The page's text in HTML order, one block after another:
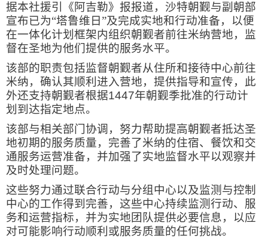
据本社援引《阿吉勒》报报道，沙特朝觐与副朝部
宣布已为“塔鲁维日”及完成实地和行动准备，以便
在一体化计划框架内组织朝觐者前往米纳营地，监
督在圣地为他们提供的服务水平。
该部的职责包括监督朝觐者从住所和接待中心前往
米纳，确认其顺利进入营地，提供指导和宣传，此
外还支持朝觐者根据1447年朝觐季批准的行动计
划到达指定地点。
该部与相关部门协调，努力帮助提高朝觐者抵达圣
地初期的服务质量，完善了米纳的住宿、餐饮和交
通服务运营准备，并加强了实地监督水平以观察并
及时处理问题。
这些努力通过联合行动与分组中心以及监测与控制
中心的工作得到完善，这些中心持续监测行动、服
务和运营指标，并为实地团队提供必要信息，以应
对可能影响行动顺利或服务质量的任何挑战。